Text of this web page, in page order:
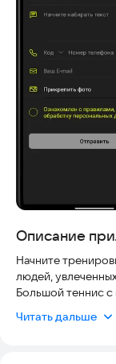
Описание
Начните
людей,
Большой теннис с
- развитие:
Читать дальше